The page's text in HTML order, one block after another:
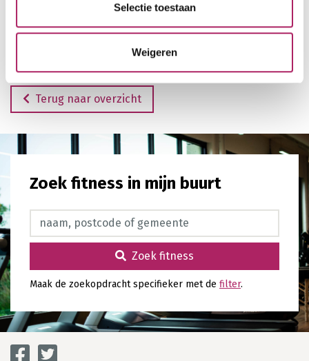
Selectie toestaan
Weigeren
Terug naar overzicht
Zoek fitness in mijn buurt
Zoek fitness
Maak de zoekopdracht specifieker met de filter.